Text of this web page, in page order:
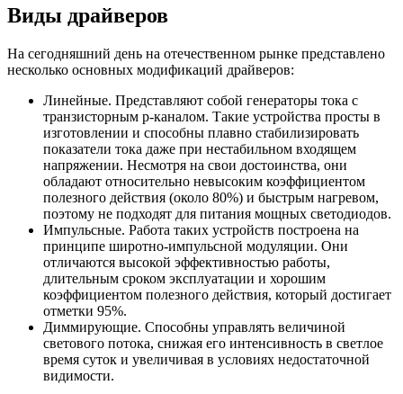
Виды драйверов
На сегодняшний день на отечественном рынке представлено
несколько основных модификаций драйверов:
Линейные. Представляют собой генераторы тока с
транзисторным р-каналом. Такие устройства просты в
изготовлении и способны плавно стабилизировать
показатели тока даже при нестабильном входящем
напряжении. Несмотря на свои достоинства, они
обладают относительно невысоким коэффициентом
полезного действия (около 80%) и быстрым нагревом,
поэтому не подходят для питания мощных светодиодов.
Импульсные. Работа таких устройств построена на
принципе широтно-импульсной модуляции. Они
отличаются высокой эффективностью работы,
длительным сроком эксплуатации и хорошим
коэффициентом полезного действия, который достигает
отметки 95%.
Диммирующие. Способны управлять величиной
светового потока, снижая его интенсивность в светлое
время суток и увеличивая в условиях недостаточной
видимости.